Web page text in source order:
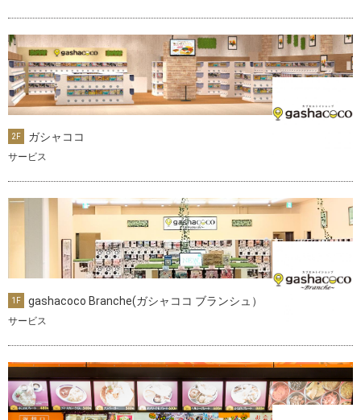
2F ガシャココ
サービス
1F gashacoco Branche(ガシャココ ブランシュ）
サービス